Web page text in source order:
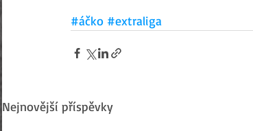
#áčko #extraliga
Nejnovější příspěvky